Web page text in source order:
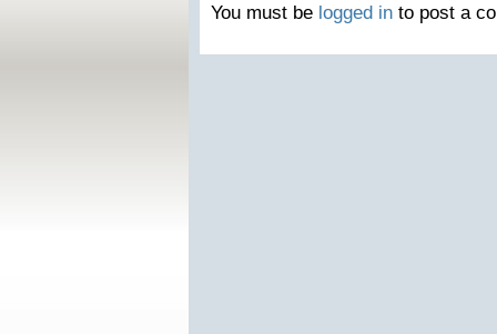
You must be logged in to post a